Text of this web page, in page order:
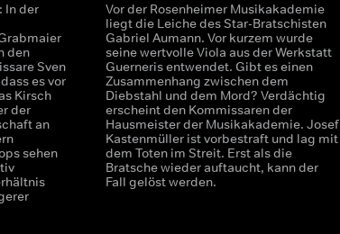
In der
den
Sven
es vor
Kirsch
der
an
sehen
Vor der Rosenheimer Musikakademie
liegt die Leiche des Star-Bratschisten
Gabriel Aumann. Vor kurzem wurde
seine wertvolle Viola aus der Werkstatt
Guerneris entwendet. Gibt es einen
Zusammenhang zwischen dem
Diebstahl und dem Mord? Verdächtig
erscheint den Kommissaren der
Hausmeister der Musikakademie. Josef
Kastenmüller ist vorbestraft und lag mit
dem Toten im Streit. Erst als die
Bratsche wieder auftaucht, kann der
Fall gelöst werden.